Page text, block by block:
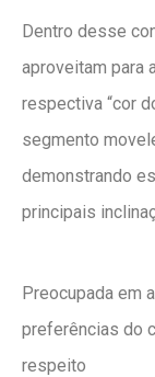
Dentro desse
aproveitam para
respectiva “cor
segmento
demonstrando
principais
Preocupada em
preferências do
respeito